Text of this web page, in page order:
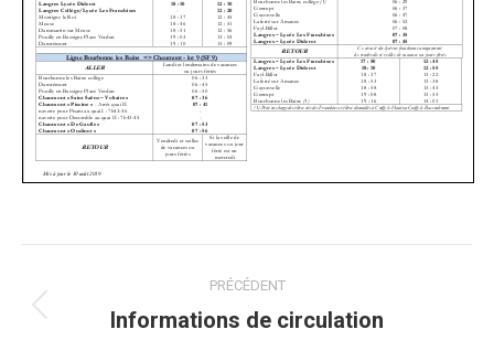
navigation
PRÉCÉDENT
Onglet
Informations de circulation